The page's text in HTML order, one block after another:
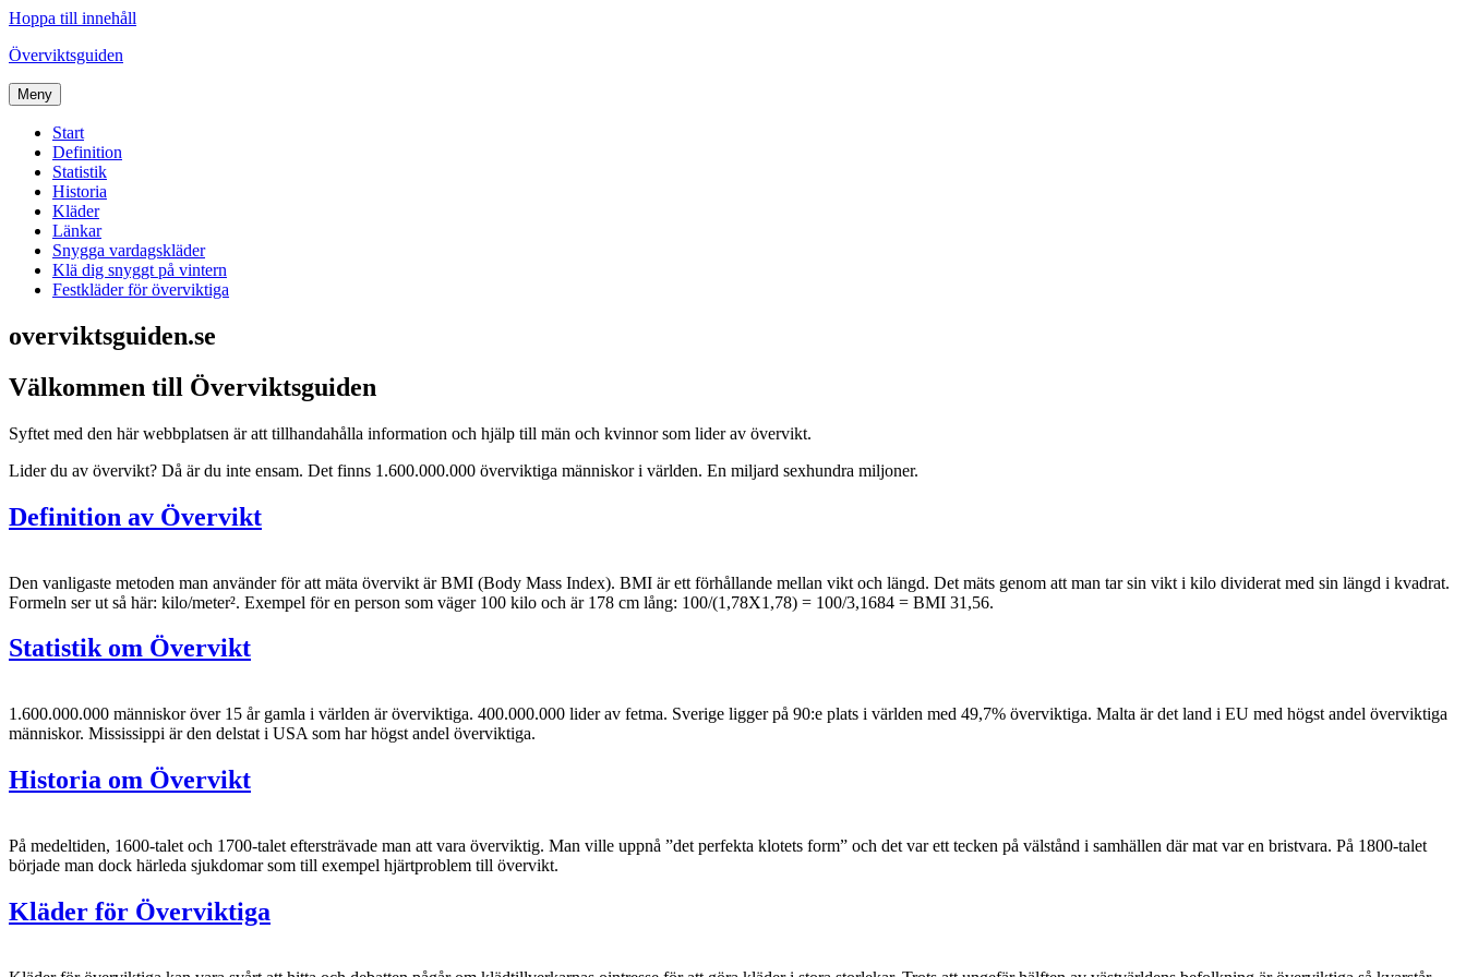
Hoppa till innehåll
Överviktsguiden
Meny
Start
Definition
Statistik
Historia
Kläder
Länkar
Snygga vardagskläder
Klä dig snyggt på vintern
Festkläder för överviktiga
overviktsguiden.se
Välkommen till Överviktsguiden
Syftet med den här webbplatsen är att tillhandahålla information och hjälp till män och kvinnor som lider av övervikt.
Lider du av övervikt? Då är du inte ensam. Det finns 1.600.000.000 överviktiga människor i världen. En miljard sexhundra miljoner.
Definition av Övervikt
Den vanligaste metoden man använder för att mäta övervikt är BMI (Body Mass Index). BMI är ett förhållande mellan vikt och längd. Det mäts genom att man tar sin vikt i kilo dividerat med sin längd i kvadrat.
Formeln ser ut så här: kilo/meter². Exempel för en person som väger 100 kilo och är 178 cm lång: 100/(1,78X1,78) = 100/3,1684 = BMI 31,56.
Statistik om Övervikt
1.600.000.000 människor över 15 år gamla i världen är överviktiga. 400.000.000 lider av fetma. Sverige ligger på 90:e plats i världen med 49,7% överviktiga. Malta är det land i EU med högst andel överviktiga
människor. Mississippi är den delstat i USA som har högst andel överviktiga.
Historia om Övervikt
På medeltiden, 1600-talet och 1700-talet eftersträvade man att vara överviktig. Man ville uppnå ”det perfekta klotets form” och det var ett tecken på välstånd i samhällen där mat var en bristvara. På 1800-talet
började man dock härleda sjukdomar som till exempel hjärtproblem till övervikt.
Kläder för Överviktiga